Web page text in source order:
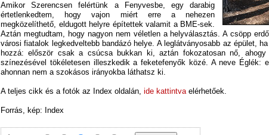
Amikor Szerencsen felértünk a Fenyvesbe, egy darabig
értetlenkedtem, hogy vajon miért erre a nehezen
megközelíthető, eldugott helyre építettek valamit a BME-sek.
Aztán megtudtam, hogy nagyon nem véletlen a helyválasztás. A csöpp
városi fiatalok legkedveltebb bandázó helye. A leglátványosabb az épület,
hozzá: először csak a csúcsa bukkan ki, aztán fokozatosan nő, ahogy
színezésével tökéletesen illeszkedik a feketefenyők közé. A neve Églék:
ahonnan nem a szokásos irányokba láthatsz ki.
A teljes cikk és a fotók az Index oldalán, ide kattintvaelérhetőek.
Forrás, kép: Index